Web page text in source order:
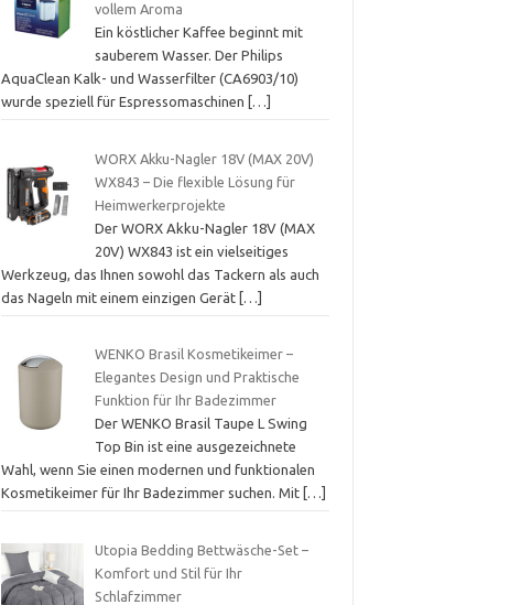
vollem Aroma
Ein köstlicher Kaffee beginnt mit
sauberem Wasser. Der Philips
AquaClean Kalk- und Wasserfilter (CA6903/10)
wurde speziell für Espressomaschinen
[…]
WORX Akku-Nagler 18V (MAX 20V)
WX843 – Die flexible Lösung für
Heimwerkerprojekte
Der WORX Akku-Nagler 18V (MAX
20V) WX843 ist ein vielseitiges
Werkzeug, das Ihnen sowohl das Tackern als auch
das Nageln mit einem einzigen Gerät […]
WENKO Brasil Kosmetikeimer –
Elegantes Design und Praktische
Funktion für Ihr Badezimmer
Der WENKO Brasil Taupe L Swing
Top Bin ist eine ausgezeichnete
Wahl, wenn Sie einen modernen und funktionalen
Kosmetikeimer für Ihr Badezimmer suchen. Mit […]
Utopia Bedding Bettwäsche-Set –
Komfort und Stil für Ihr
Schlafzimmer